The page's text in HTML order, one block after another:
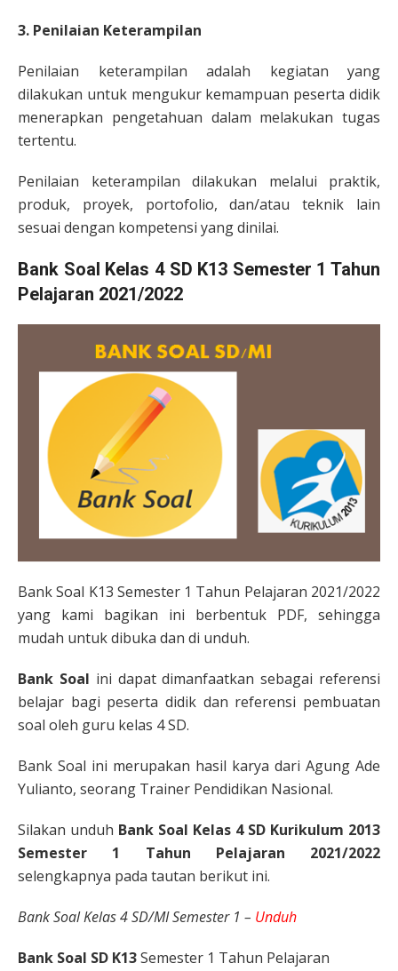
3. Penilaian Keterampilan
Penilaian keterampilan adalah kegiatan yang
dilakukan untuk mengukur kemampuan peserta didik
menerapkan pengetahuan dalam melakukan tugas
tertentu.
Penilaian keterampilan dilakukan melalui praktik,
produk, proyek, portofolio, dan/atau teknik lain
sesuai dengan kompetensi yang dinilai.
Bank Soal Kelas 4 SD K13 Semester 1 Tahun
Pelajaran 2021/2022
Bank Soal K13 Semester 1 Tahun Pelajaran 2021/2022
yang kami bagikan ini berbentuk PDF, sehingga
mudah untuk dibuka dan di unduh.
Bank Soal ini dapat dimanfaatkan sebagai referensi
belajar bagi peserta didik dan referensi pembuatan
soal oleh guru kelas 4 SD.
Bank Soal ini merupakan hasil karya dari Agung Ade
Yulianto, seorang Trainer Pendidikan Nasional.
Silakan unduh Bank Soal Kelas 4 SD Kurikulum 2013
Semester 1 Tahun Pelajaran 2021/2022
selengkapnya pada tautan berikut ini.
Bank Soal Kelas 4 SD/MI Semester 1 – Unduh
Bank Soal SD K13Semester 1 Tahun Pelajaran